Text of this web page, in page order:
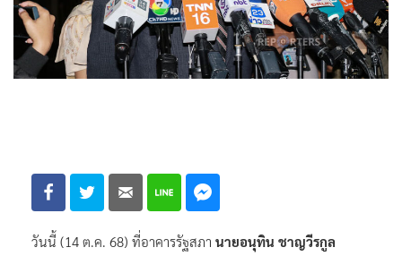
วันนี้ (14 ต.ค. 68) ที่อาคารรัฐสภา นายอนุทิน ชาญวีรกูล